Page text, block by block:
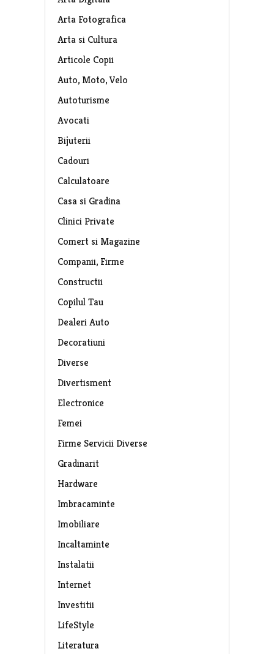
Arta Fotografica
Arta si Cultura
Articole Copii
Auto, Moto, Velo
Autoturisme
Avocati
Bijuterii
Cadouri
Calculatoare
Casa si Gradina
Clinici Private
Comert si Magazine
Companii, Firme
Constructii
Copilul Tau
Dealeri Auto
Decoratiuni
Diverse
Divertisment
Electronice
Femei
Firme Servicii Diverse
Gradinarit
Hardware
Imbracaminte
Imobiliare
Incaltaminte
Instalatii
Internet
Investitii
LifeStyle
Literatura